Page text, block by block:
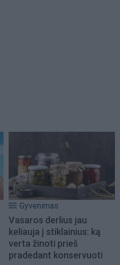
Gyvenimas
Vasaros derlius jau
keliauja į stiklainius: ką
verta žinoti prieš
pradedant konservuoti